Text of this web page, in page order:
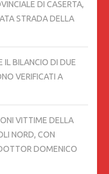
DI CASERTA,
STRADA DELLA
IL BILANCIO DI DUE
VERIFICATI A
VITTIME DELLA
NORD, CON
DOMENICO